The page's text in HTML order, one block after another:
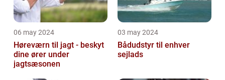
06 may 2024
Høreværn til jagt - beskyt
dine ører under
jagtsæsonen
03 may 2024
Bådudstyr til enhver
sejlads